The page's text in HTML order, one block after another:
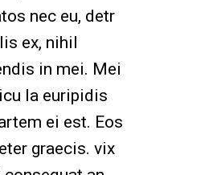
nec eu, detr
ex, nihil
in mei. Mei
la euripidis
ei est. Eos
graecis. vix